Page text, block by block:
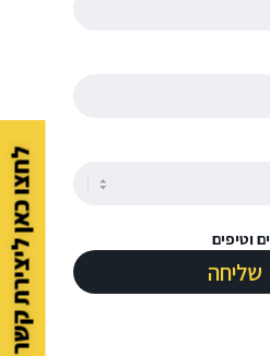
וטיפים
שליחה לחצו כאן ליצירת קשר